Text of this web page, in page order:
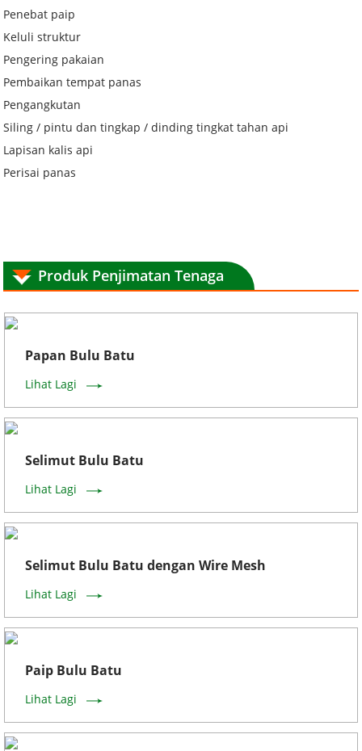
Penebat paip
Keluli struktur
Pengering pakaian
Pembaikan tempat panas
Pengangkutan
Siling / pintu dan tingkap / dinding tingkat tahan api
Lapisan kalis api
Perisai panas
Produk Penjimatan Tenaga
Papan Bulu Batu
Lihat Lagi
Selimut Bulu Batu
Lihat Lagi
Selimut Bulu Batu dengan Wire Mesh
Lihat Lagi
Paip Bulu Batu
Lihat Lagi